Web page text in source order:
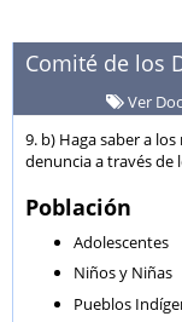
Comité de los
Ver
9. b) Haga saber a
denuncia a través de
Población
Adolescentes
Niños y Niñas
Pueblos